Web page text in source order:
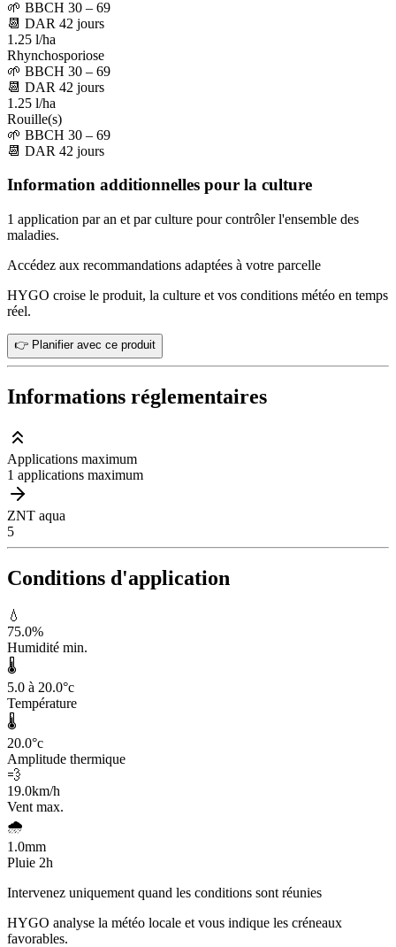
🌱 BBCH 30 – 69
📆 DAR 42 jours
1.25 l/ha
Rhynchosporiose
🌱 BBCH 30 – 69
📆 DAR 42 jours
1.25 l/ha
Rouille(s)
🌱 BBCH 30 – 69
📆 DAR 42 jours
Information additionnelles pour la culture
1 application par an et par culture pour contrôler l'ensemble des
maladies.
Accédez aux recommandations adaptées à votre parcelle
HYGO croise le produit, la culture et vos conditions météo en temps
réel.
👉 Planifier avec ce produit
Informations réglementaires
Applications maximum
1 applications maximum
ZNT aqua
5
Conditions d'application
💧
75.0%
Humidité min.
🌡️
5.0 à 20.0°c
Température
🌡️
20.0°c
Amplitude thermique
💨
19.0km/h
Vent max.
🌧️
1.0mm
Pluie 2h
Intervenez uniquement quand les conditions sont réunies
HYGO analyse la météo locale et vous indique les créneaux
favorables.